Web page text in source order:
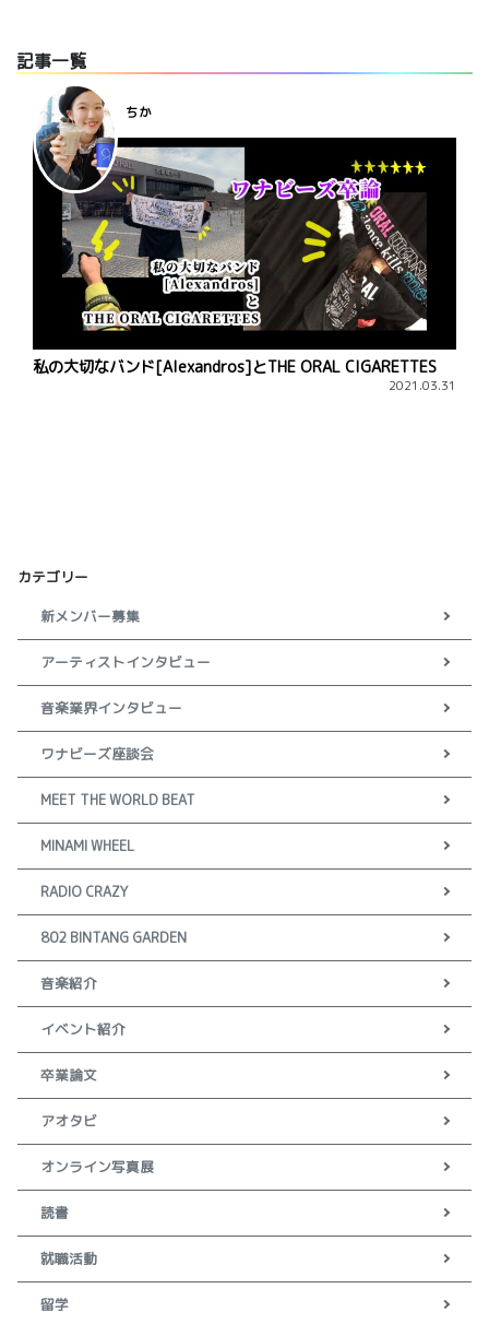
記事一覧
私の大切なバンド[Alexandros]とTHE ORAL CIGARETTES
2021.03.31
ちか
カテゴリー
新メンバー募集
アーティストインタビュー
音楽業界インタビュー
ワナビーズ座談会
MEET THE WORLD BEAT
MINAMI WHEEL
RADIO CRAZY
802 BINTANG GARDEN
音楽紹介
イベント紹介
卒業論文
アオタビ
オンライン写真展
読書
就職活動
留学